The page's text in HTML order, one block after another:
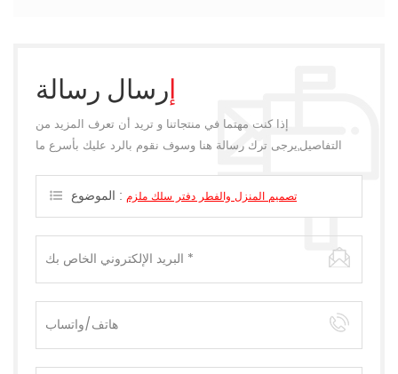
إرسال رسالة
إذا كنت مهتما في منتجاتنا و تريد أن تعرف المزيد من
التفاصيل,يرجى ترك رسالة هنا وسوف نقوم بالرد عليك بأسرع ما
الموضوع : تصميم المنزل والفطر دفتر سلك ملزم